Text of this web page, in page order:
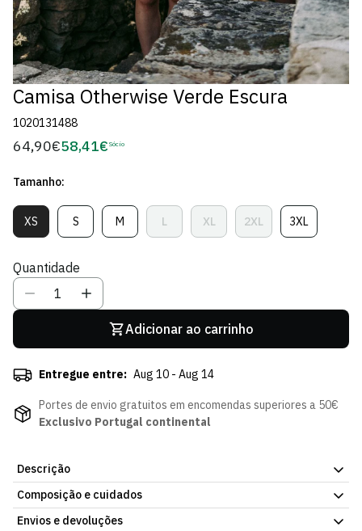
Camisa Otherwise Verde Escura
1020131488
Preço
64,90€Preço
Sócio
58,41€ Sócio
Tamanho:
XSVariante
Esgotada
Indisponível
SVariante
Esgotada
Indisponível
MVariante
Esgotada
LVariante
Esgotada
XL
Variante
Esgotada
2XLVariante
Esgotada
3XLVariante
Esgotada
Quantidade
Adicionar ao carrinho
Entregue entre: Aug 10 - Aug 14
Portes de envio gratuitos em encomendas superiores a 50€
Exclusivo Portugal continental
Descrição
Representa o Sporting CP com a Camisa Otherwise Verde
Escura. Com um design elegante, esta peça adapta-se a
Composição e cuidados
lavar à mão em água fria
Envios e devoluções